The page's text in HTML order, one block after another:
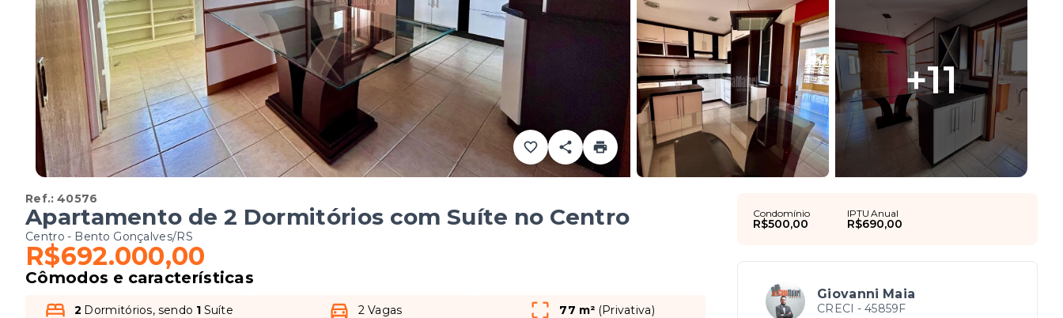
+11
Ref.:40576
Apartamento de 2 Dormitórios com Suíte no Centro
Centro - Bento Gonçalves/RS
R$692.000,00
Cômodos e características
2 Dormitórios, sendo 1Suíte 2 Vagas 77 m² (Privativa)
Condomínio
R$500,00
IPTU Anual
R$690,00
Giovanni Maia
CRECI - 45859F